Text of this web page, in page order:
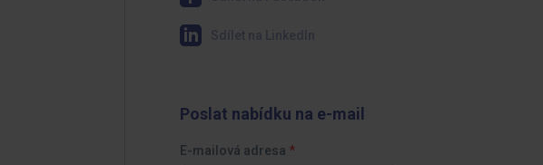
Poslat nabídku na e-mail
E-mailová adresa